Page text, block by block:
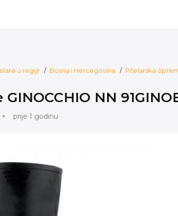
u regiji! / Bosna i Hercegovina / Pčelarska
NN
prije 1 godinu